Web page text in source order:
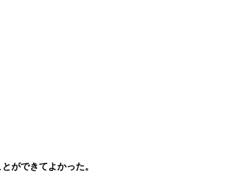
ができてよかった。